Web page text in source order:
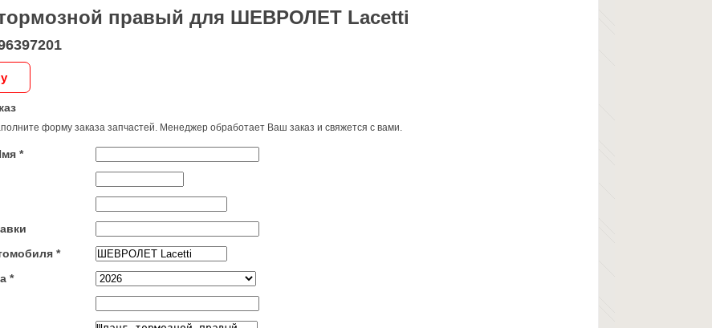
правый для ШЕВРОЛЕТ Lacetti
форму заказа запчастей. Менеджер обработает Ваш заказ и свяжется с вами.
*
*
*